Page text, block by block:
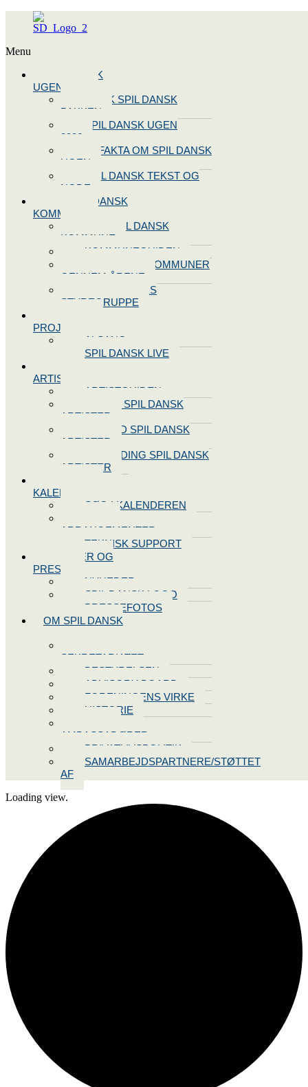
Menu
SPIL DANSK
UGEN 2026
BOOK SPIL DANSK
PAKKEN
SPIL DANSK UGEN
2026
10 FAKTA OM SPIL DANSK
UGEN
SPIL DANSK TEKST OG
NODE
BLIV SPIL DANSK
KOMMUNE
BLIV SPIL DANSK
KOMMUNE
KOMMUNEGUIDEN
SPIL DANSK KOMMUNER
GENNEM ÅRENE
OPRET JERES
STYREGRUPPE
PROJEKTER
ALSANG
SPIL DANSK LIVE
ARTISTER
ARTISTGUIDEN
VORES SPIL DANSK
ARTISTER
LOG IND SPIL DANSK
ARTISTER
TILMELDING SPIL DANSK
ARTISTER
KALENDEREN
SØG I KALENDEREN
ARRANGEMENTER
TEKNISK SUPPORT
NYHEDER OG
PRESSE
NYHEDER
SPIL DANSK LOGO
PRESSEFOTOS
OM SPIL DANSK
SEKRETARIATET
BESTYRELSEN
ADVISORY BOARD
FORENINGENS VIRKE
HISTORIE
AMBASSADØRER
PRIVATLIVSPOLITIK
SAMARBEJDSPARTNERE/STØTTET
AF
Loading view.